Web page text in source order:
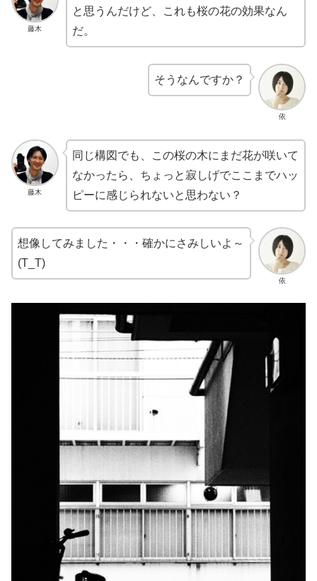
藤木
と思うんだけど、これも桜の花の効果なん
だ。
依
そうなんですか？
藤木
同じ構図でも、この桜の木にまだ花が咲いて
なかったら、ちょっと寂しげでここまでハッ
ピーに感じられないと思わない？
依
想像してみました・・・確かにさみしいよ～
(T_T)